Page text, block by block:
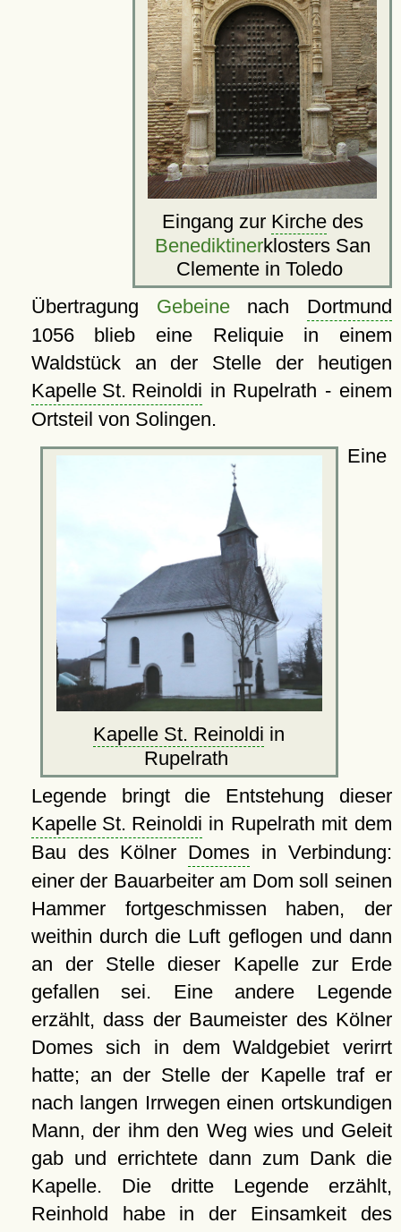
Eingang zur Kirchedes
Benediktinerklosters San
Clemente in Toledo
Übertragung Gebeinenach Dortmund
1056 blieb eine Reliquie in einem
Waldstück an der Stelle der heutigen
Kapelle St. Reinoldi in Rupelrath - einem
Ortsteil von Solingen.
Kapelle St. Reinoldi in
Rupelrath
Eine
Legende bringt die Entstehung dieser
Kapelle St. Reinoldi in Rupelrath mit dem
Bau des Kölner Domes in Verbindung:
einer der Bauarbeiter am Dom soll seinen
Hammer fortgeschmissen haben, der
weithin durch die Luft geflogen und dann
an der Stelle dieser Kapelle zur Erde
gefallen sei. Eine andere Legende
erzählt, dass der Baumeister des Kölner
Domes sich in dem Waldgebiet verirrt
hatte; an der Stelle der Kapelle traf er
nach langen Irrwegen einen ortskundigen
Mann, der ihm den Weg wies und Geleit
gab und errichtete dann zum Dank die
Kapelle. Die dritte Legende erzählt,
Reinhold habe in der Einsamkeit des